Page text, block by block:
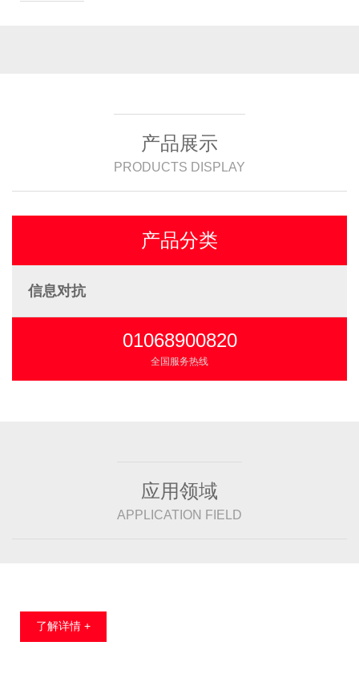
产品展示
PRODUCTS DISPLAY
产品分类
信息对抗
01068900820
全国服务热线
应用领域
APPLICATION FIELD
了解详情 +